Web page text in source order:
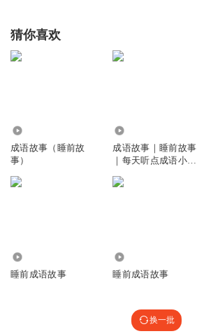
猜你喜欢
成语故事（睡前故
事）
成语故事｜睡前故事
｜每天听点成语小故
睡前成语故事 睡前成语故事
换一批